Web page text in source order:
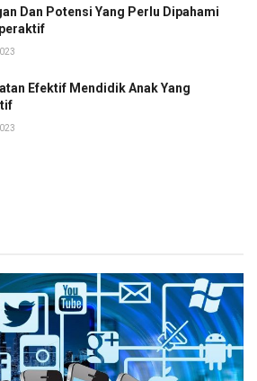
Dan Potensi Yang Perlu Dipahami
Efektif Mendidik Anak Yang